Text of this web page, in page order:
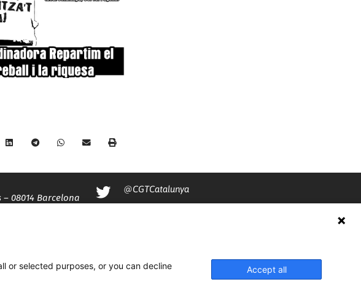
08014 Barcelona
@CGTCatalunya
or selected purposes, or you can decline
Accept all